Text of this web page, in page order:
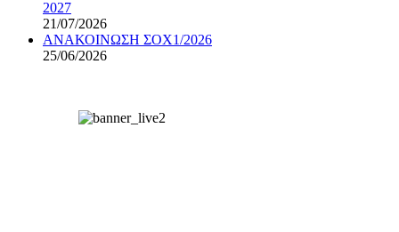
2027
21/07/2026
ΑΝΑΚΟΙΝΩΣΗ ΣΟΧ1/2026
25/06/2026